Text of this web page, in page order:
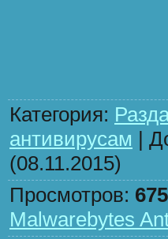
Категория:
антивирусам |
(08.11.2015)
Просмотров:
Malwarebytes